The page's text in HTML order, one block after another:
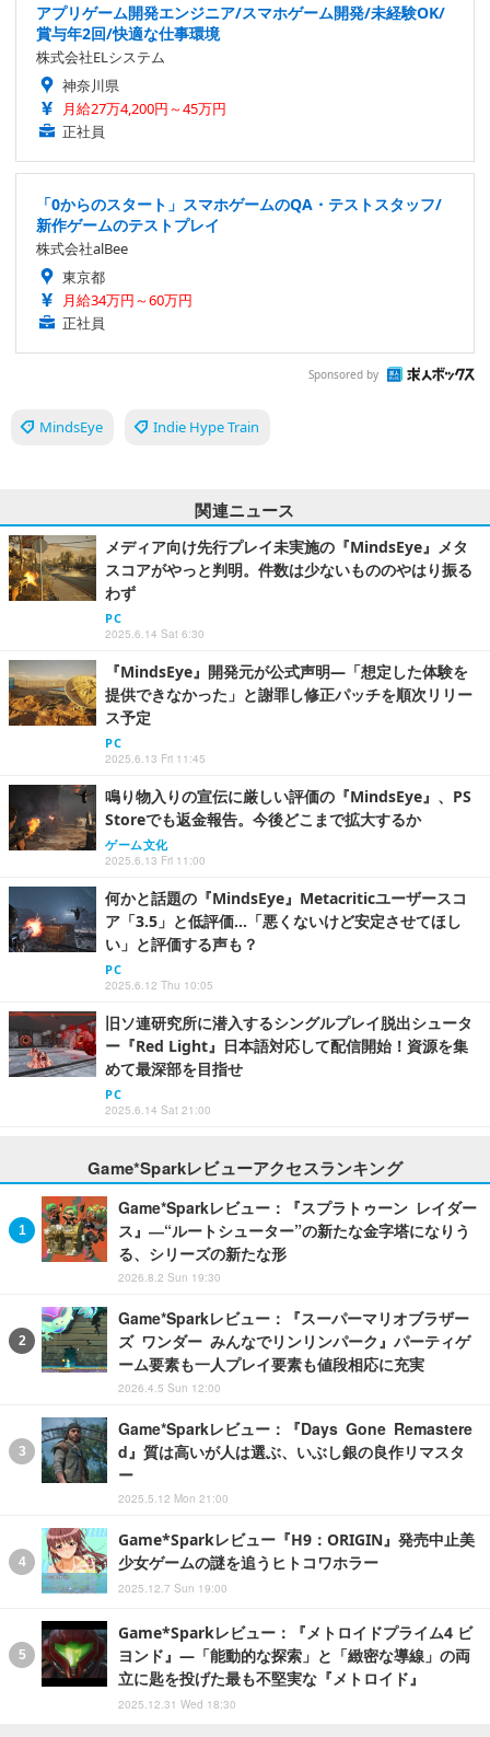
アプリゲーム開発エンジニア/スマホゲーム開発/未経験OK/
賞与年2回/快適な仕事環境
株式会社ELシステム
神奈川県
月給27万4,200円～45万円
正社員
「0からのスタート」スマホゲームのQA・テストスタッフ/
新作ゲームのテストプレイ
株式会社alBee
東京都
月給34万円～60万円
正社員
Sponsored by
MindsEye Indie Hype Train
関連ニュース
メディア向け先行プレイ未実施の『MindsEye』メタ
スコアがやっと判明。件数は少ないもののやはり振る
わず
PC
2025.6.14 Sat 6:30
『MindsEye』開発元が公式声明―「想定した体験を
提供できなかった」と謝罪し修正パッチを順次リリー
ス予定
PC
2025.6.13 Fri 11:45
鳴り物入りの宣伝に厳しい評価の『MindsEye』、PS
Storeでも返金報告。今後どこまで拡大するか
ゲーム文化
2025.6.13 Fri 11:00
何かと話題の『MindsEye』Metacriticユーザースコ
ア「3.5」と低評価…「悪くないけど安定させてほし
い」と評価する声も？
PC
2025.6.12 Thu 10:05
旧ソ連研究所に潜入するシングルプレイ脱出シュータ
ー『Red Light』日本語対応して配信開始！資源を集
めて最深部を目指せ
PC
2025.6.14 Sat 21:00
Game*Sparkレビューアクセスランキング
Game*Sparkレビュー：『スプラトゥーン レイダー
ス』―“ルートシューター”の新たな金字塔になりう
る、シリーズの新たな形
2026.8.2 Sun 19:30
Game*Sparkレビュー：『スーパーマリオブラザー
ズ ワンダー みんなでリンリンパーク』パーティゲ
ーム要素も一人プレイ要素も値段相応に充実
2026.4.5 Sun 12:00
Game*Sparkレビュー：『Days Gone Remastere
d』質は高いが人は選ぶ、いぶし銀の良作リマスタ
ー
2025.5.12 Mon 21:00
Game*Sparkレビュー『H9：ORIGIN』発売中止美
少女ゲームの謎を追うヒトコワホラー
2025.12.7 Sun 19:00
Game*Sparkレビュー：『メトロイドプライム4 ビ
ヨンド』―「能動的な探索」と「緻密な導線」の両
立に匙を投げた最も不堅実な『メトロイド』
2025.12.31 Wed 18:30